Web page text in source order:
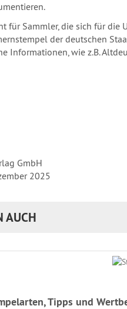
für Sammler, die sich für
der deutschen
Informationen, wie z.B.
GmbH
2025
AUCH
Tipps und